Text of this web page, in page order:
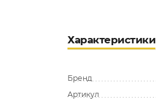
Характеристики
Бренд
Артикул